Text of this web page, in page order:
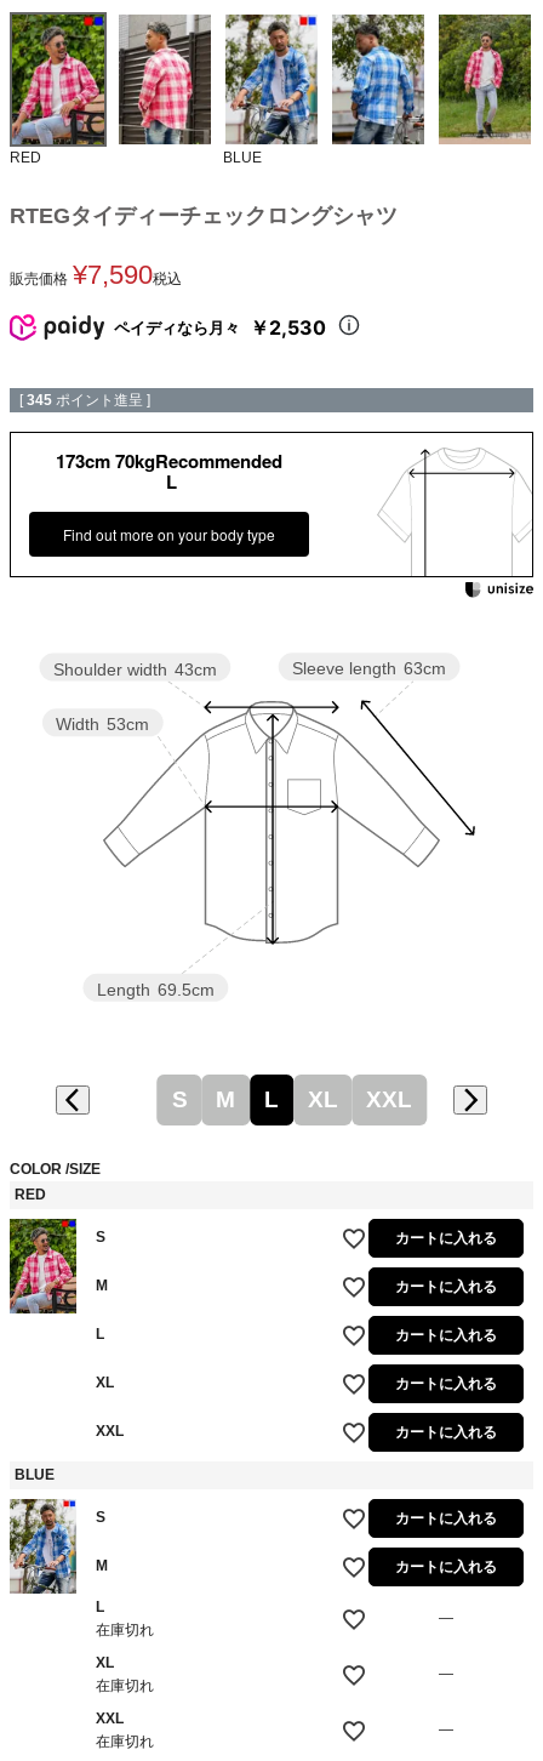
RED BLUE
RTEGタイディーチェックロングシャツ
販売価格 ¥7,590税込
ペイディなら月々 ￥2,530
[ 345 ポイント進呈 ]
173cm 70kgRecommended
L
Find out more on your body type
Sleeve length 63cm
Length 69.5cm
Width 53cm
Shoulder width 43cm
S M L XL XXL
COLOR SIZE
RED
S カートに入れる
M カートに入れる
L カートに入れる
XL カートに入れる
XXL カートに入れる
BLUE
S カートに入れる
M カートに入れる
L
在庫切れ
—
XL
在庫切れ
—
XXL
在庫切れ
—